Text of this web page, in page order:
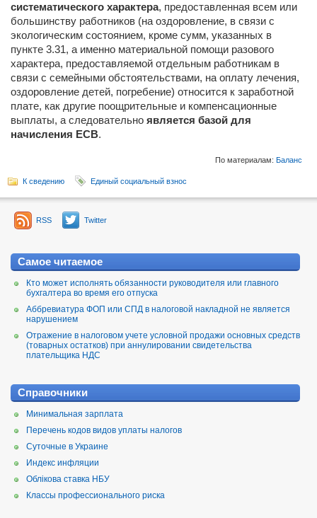
систематического характера, предоставленная всем или
большинству работников (на оздоровление, в связи с
экологическим состоянием, кроме сумм, указанных в
пункте 3.31, а именно материальной помощи разового
характера, предоставляемой отдельным работникам в
связи с семейными обстоятельствами, на оплату лечения,
оздоровление детей, погребение) относится к заработной
плате, как другие поощрительные и компенсационные
выплаты, а следовательно является базой для
начисления ЕСВ.
По материалам: Баланс
К сведению Единый социальный взнос
RSS Twitter
Самое читаемое
Кто может исполнять обязанности руководителя или главного
бухгалтера во время его отпуска
Аббревиатура ФОП или СПД в налоговой накладной не является
нарушением
Отражение в налоговом учете условной продажи основных средств
(товарных остатков) при аннулировании свидетельства
плательщика НДС
Справочники
Минимальная зарплата
Перечень кодов видов уплаты налогов
Суточные в Украине
Индекс инфляции
Облікова ставка НБУ
Классы профессионального риска